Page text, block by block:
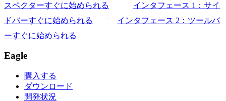
スペクターすぐに始められる
インタフェース 1：サイ
ドバーすぐに始められる
インタフェース 2：ツールバ
ーすぐに始められる
Eagle
購入する
ダウンロード
開発状況